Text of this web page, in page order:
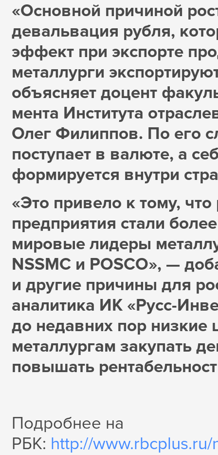
«Основной причиной
девальвация рубля,
эффект при экспорте
металлурги
объясняет доцент
мента Института
Олег Филиппов. По его
поступает в валюте, а
формируется внутри
«Это привело к тому,
предприятия стали
мировые лидеры
NSSMC и POSCO», —
и другие причины для
аналитика ИК «Русс-
до недавних пор низкие
металлургам закупать
повышать
Подробнее на
РБК: http://